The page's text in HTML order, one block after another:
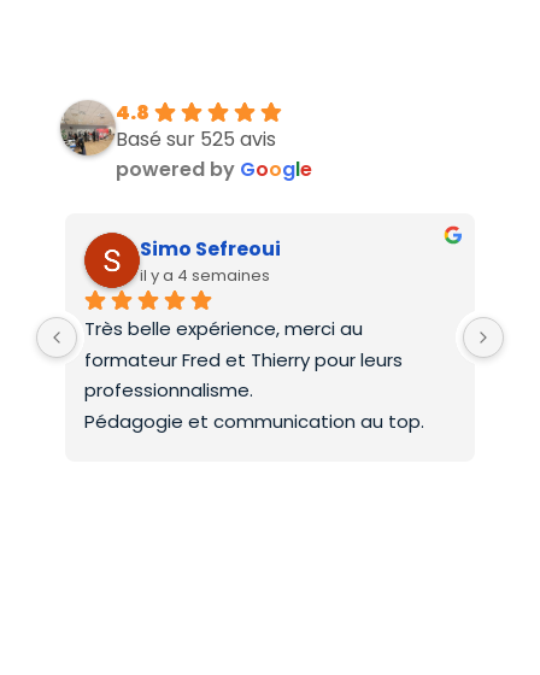
4.8
Basé sur 525 avis
powered by Google
Simo Sefreoui
il y a 4 semaines
Très belle expérience, merci au
formateur Fred et Thierry pour leurs
professionnalisme.
Pédagogie et communication au top.